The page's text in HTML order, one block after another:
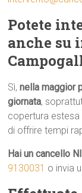
Potete
anche su
Sì,nella maggior
giornata,
copertura
di offrire tempi
Hai un cancello
9130031 o invia